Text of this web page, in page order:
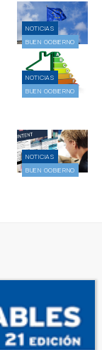
NOTICIAS
BUEN GOBIERNO
NOTICIAS
BUEN GOBIERNO
NOTICIAS
BUEN GOBIERNO